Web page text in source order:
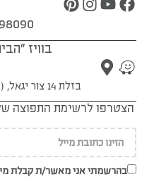
בוויז
בזלת 14 צור יגאל, (ההגעה בתאום מראש)
הצטרפו לרשימת התפוצה
בהרשמתי אני מאשר/ת קבלת